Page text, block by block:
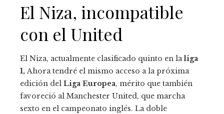
El Niza, incompatible
con el United
El Niza, actualmente clasificado quinto en laliga
1,Ahora tendré el mismo acceso a la próxima
edición del Liga Europea, mérito que también
favoreció al Manchester United, que marcha
sexto en el campeonato inglés. La doble